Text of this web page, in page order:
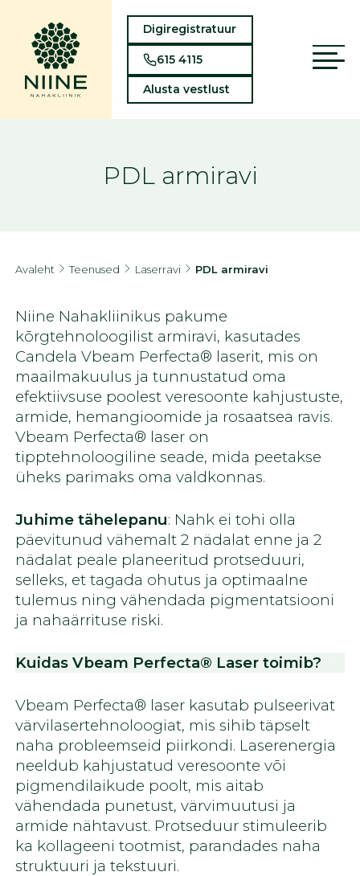
Digiregistratuur
615 4115
Alusta vestlust
PDL armiravi
Avaleht Teenused Laserravi PDL armiravi
Niine Nahakliinikus pakume
kõrgtehnoloogilist armiravi, kasutades
Candela Vbeam Perfecta® laserit, mis on
maailmakuulus ja tunnustatud oma
efektiivsuse poolest veresoonte kahjustuste,
armide, hemangioomide ja rosaatsea ravis.
Vbeam Perfecta® laser on
tipptehnoloogiline seade, mida peetakse
üheks parimaks oma valdkonnas.
Juhime tähelepanu: Nahk ei tohi olla
päevitunud vähemalt 2 nädalat enne ja 2
nädalat peale planeeritud protseduuri,
selleks, et tagada ohutus ja optimaalne
tulemus ning vähendada pigmentatsiooni
ja nahaärrituse riski.
Kuidas Vbeam Perfecta® Laser toimib?
Vbeam Perfecta® laser kasutab pulseerivat
värvilasertehnoloogiat, mis sihib täpselt
naha probleemseid piirkondi. Laserenergia
neeldub kahjustatud veresoonte või
pigmendilaikude poolt, mis aitab
vähendada punetust, värvimuutusi ja
armide nähtavust. Protseduur stimuleerib
ka kollageeni tootmist, parandades naha
struktuuri ja tekstuuri.